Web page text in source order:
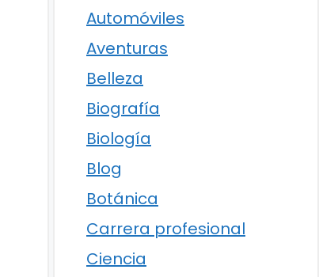
Automóviles
Aventuras
Belleza
Biografía
Biología
Blog
Botánica
Carrera profesional
Ciencia